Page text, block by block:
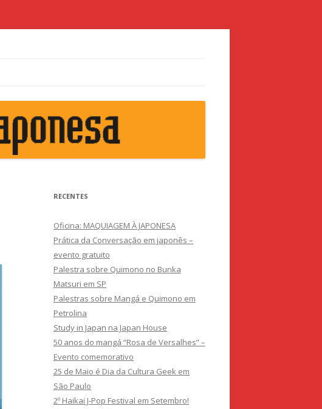
RECENTES
Oficina: MAQUIAGEM À JAPONESA
Prática da Conversação em japonês –
evento gratuito
Palestra sobre Quimono no Bunka
Matsuri em SP
Palestras sobre Mangá e Quimono em
Petrolina
Study in Japan na Japan House
50 anos do mangá “Rosa de Versalhes” –
Evento comemorativo
25 de Maio é Dia da Cultura Geek em
São Paulo
2º Haikai J-Pop Festival em Setembro!